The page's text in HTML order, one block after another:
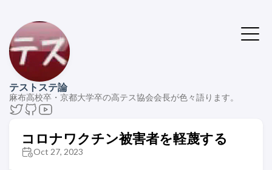
テストステ論
麻布高校卒・京都大学卒の高テス協会会長が色々語ります。
コロナワクチン被害者を軽蔑する
Oct 27, 2023